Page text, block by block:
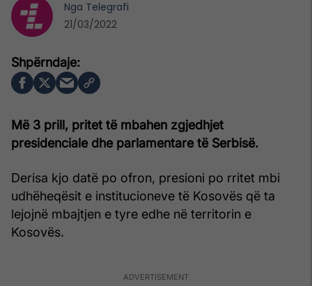
Më 3 prill, pritet të mbahen zgjedhjet
presidenciale dhe parlamentare të Serbisë.
Derisa kjo datë po ofron, presioni po rritet mbi
udhëheqësit e institucioneve të Kosovës që ta
lejojnë mbajtjen e tyre edhe në territorin e
Kosovës.
Nga Telegrafi
21/03/2022